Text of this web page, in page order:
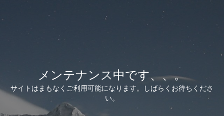
メンテナンス中です、、。
サイトはまもなくご利用可能になります。しばらくお待ちくださ
い。